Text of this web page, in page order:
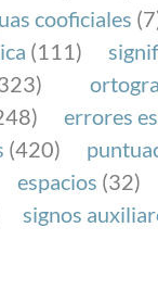
cooficiales
(111)
errores
(420)
espacios (32)
signos